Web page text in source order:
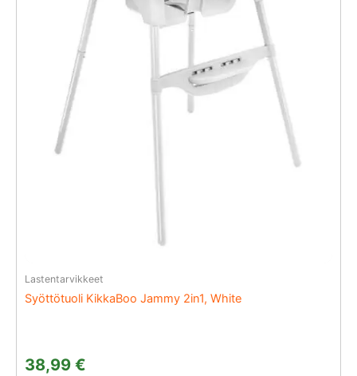
Lastentarvikkeet
Syöttötuoli KikkaBoo Jammy 2in1, White
38,99 €